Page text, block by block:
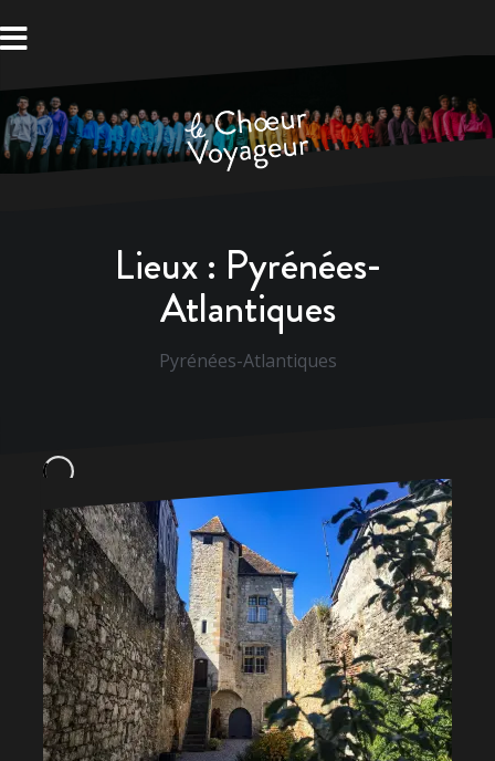
au
Lieux : Pyrénées-
Atlantiques
Pyrénées-Atlantiques